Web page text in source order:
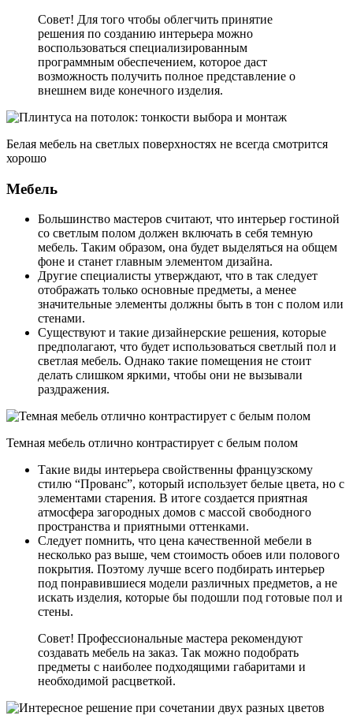
Совет! Для того чтобы облегчить принятие
решения по созданию интерьера можно
воспользоваться специализированным
программным обеспечением, которое даст
возможность получить полное представление о
внешнем виде конечного изделия.
Белая мебель на светлых поверхностях не всегда смотрится
хорошо
Мебель
Большинство мастеров считают, что интерьер гостиной
со светлым полом должен включать в себя темную
мебель. Таким образом, она будет выделяться на общем
фоне и станет главным элементом дизайна.
Другие специалисты утверждают, что в так следует
отображать только основные предметы, а менее
значительные элементы должны быть в тон с полом или
стенами.
Существуют и такие дизайнерские решения, которые
предполагают, что будет использоваться светлый пол и
светлая мебель. Однако такие помещения не стоит
делать слишком яркими, чтобы они не вызывали
раздражения.
Темная мебель отлично контрастирует с белым полом
Такие виды интерьера свойственны французскому
стилю “Прованс”, который использует белые цвета, но с
элементами старения. В итоге создается приятная
атмосфера загородных домов с массой свободного
пространства и приятными оттенками.
Следует помнить, что цена качественной мебели в
несколько раз выше, чем стоимость обоев или полового
покрытия. Поэтому лучше всего подбирать интерьер
под понравившиеся модели различных предметов, а не
искать изделия, которые бы подошли под готовые пол и
стены.
Совет! Профессиональные мастера рекомендуют
создавать мебель на заказ. Так можно подобрать
предметы с наиболее подходящими габаритами и
необходимой расцветкой.